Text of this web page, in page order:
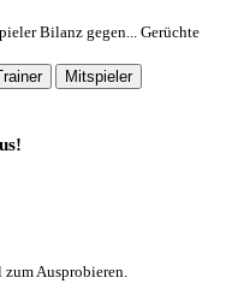
Bilanz gegen... Gerüchte
Mitspieler
Ausprobieren.